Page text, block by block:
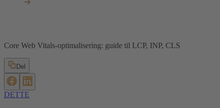
Core Web Vitals-optimalisering: guide til LCP, INP, CLS
Del
DETTE